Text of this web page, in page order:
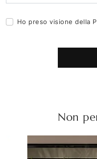
Ho preso visione della
Non